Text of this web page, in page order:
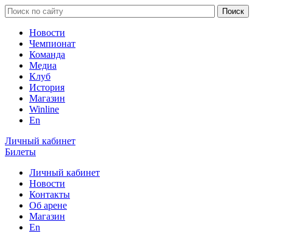
Новости
Чемпионат
Команда
Медиа
Клуб
История
Магазин
Winline
En
Личный кабинет
Билеты
Личный кабинет
Новости
Контакты
Об арене
Магазин
En